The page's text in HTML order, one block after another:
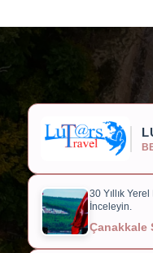
30 Yıllık
İnceleyin.
Çanakkale